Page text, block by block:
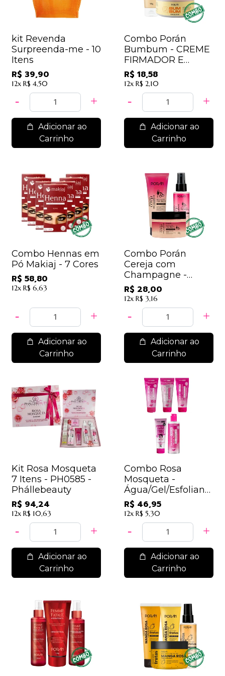
kit Revenda
Surpreenda-me - 10
Itens
R$ 39,90
12x R$ 4,50
Adicionar ao
Carrinho
Combo Porán
Bumbum - CREME
FIRMADOR E
ESFOLIANTE
R$ 18,58
12x R$ 2,10
Adicionar ao
Carrinho
Combo Hennas em
Pó Makiaj - 7 Cores
R$ 58,80
12x R$ 6,63
Adicionar ao
Carrinho
Combo Porán
Cereja com
Champagne -
ESFOLIANTE,
ÓLEO,
HIDRATANTE
R$ 28,00
12x R$ 3,16
Adicionar ao
Carrinho
Kit Rosa Mosqueta
7 Itens - PH0585 -
Phállebeauty
R$ 94,24
12x R$ 10,63
Adicionar ao
Carrinho
Combo Rosa
Mosqueta -
Água/Gel/Esfoliante/
Off/Sabonete -
Dermachem
R$ 46,95
12x R$ 5,30
Adicionar ao
Carrinho